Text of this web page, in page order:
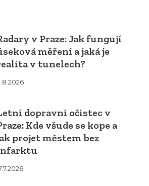
v Praze: Jak fungují
měření a jaká je
v tunelech?
dopravní očistec v
Kde všude se kope a
projet městem bez